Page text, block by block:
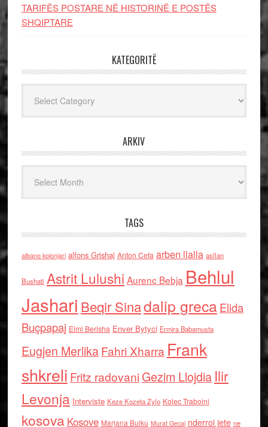
TARIFËS POSTARE NË HISTORINË E POSTËS
SHQIPTARE
KATEGORITË
ARKIV
TAGS
albano kolonjari alfons Grishaj Anton Cefa arben llalla asllan
Bushati Astrit Lulushi Aurenc Bebja Behlul
Jashari Beqir Sinadalip grecaElida
Buçpapaj Elmi Berisha Enver Bytyci Ermira Babamusta
Eugjen MerlikaFahri Xharra Frank
shkreli Fritz radovaniGezim Llojdia Ilir
Levonja Interviste Keze Kozeta Zylo Kolec Traboini
kosova Kosove Marjana Bulku Murat Gecaj nderroi jete ne